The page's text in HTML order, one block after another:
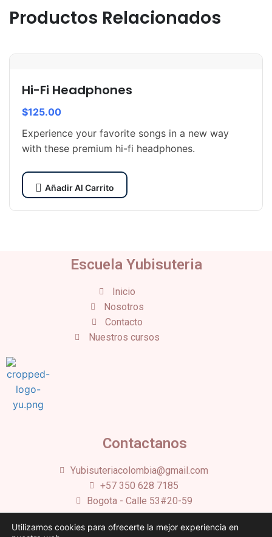
Productos Relacionados
Hi-Fi Headphones
$125.00
Experience your favorite songs in a new way
with these premium hi-fi headphones.
Añadir Al Carrito
Escuela Yubisuteria
Inicio
Nosotros
Contacto
Nuestros cursos
Contactanos
Yubisuteriacolombia@gmail.com
+57 350 628 7185
Bogota - Calle 53#20-59
©2023 Todos los derechos reservados –Politicas de
Utilizamos cookies para ofrecerte la mejor experiencia en